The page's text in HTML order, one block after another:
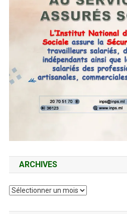
ARCHIVES
Archives